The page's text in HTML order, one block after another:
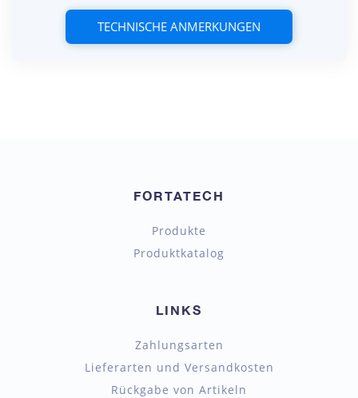
TECHNISCHE ANMERKUNGEN
FORTATECH
Produkte
Produktkatalog
LINKS
Zahlungsarten
Lieferarten und Versandkosten
Rückgabe von Artikeln